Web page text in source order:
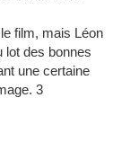
film, mais Léon
lot des bonnes
une certaine
3